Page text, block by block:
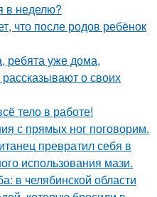
в неделю?
что после родов ребёнок
ребята уже дома,
о своих
тело в работе!
с прямых ног поговорим.
превратил себя в
использования мази.
в челябинской области